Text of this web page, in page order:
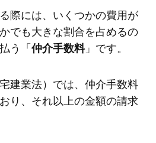
際には、いくつかの費用が
でも大きな割合を占めるの
う「仲介手数料」です。
建業法）では、仲介手数料
り、それ以上の金額の請求